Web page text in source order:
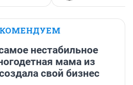
нестабильное
мама из
свой бизнес